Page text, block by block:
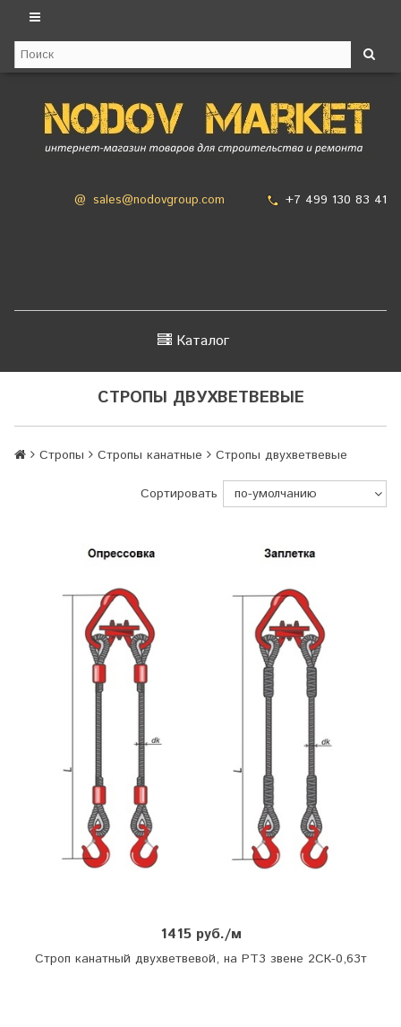
@ sales@nodovgroup.com +7 499 130 83 41
Каталог
СТРОПЫ ДВУХВЕТВЕВЫЕ
Стропы Стропы канатные Стропы двухветвевые
Сортировать
1415 руб./м
Строп канатный двухветвевой, на РТ3 звене 2СК-0,63т